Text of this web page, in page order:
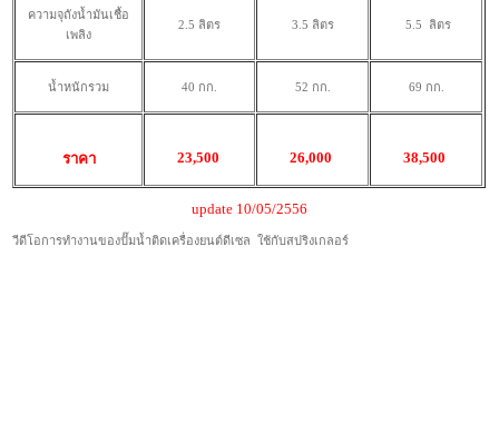
ความจุถังน้ำมันเชื้อ
เพลิง
2.5 ลิตร 3.5 ลิตร 5.5 ลิตร
น้ำหนักรวม 40 กก. 52 กก. 69 กก.
ราคา 23,500 26,000 38,500
update 10/05/2556
วีดีโอการทำงานของปั๊มน้ำติดเครื่องยนต์ดีเซล ใช้กับสปริงเกลอร์